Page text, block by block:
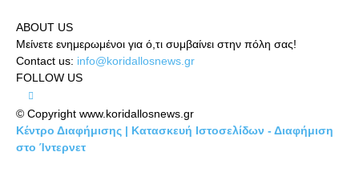
ABOUT US
Μείνετε ενημερωμένοι για ό,τι συμβαίνει στην πόλη σας!
Contact us: info@koridallosnews.gr
FOLLOW US
© Copyright www.koridallosnews.gr
Κέντρο Διαφήμισης | Κατασκευή Ιστοσελίδων - Διαφήμιση
στο Ίντερνετ